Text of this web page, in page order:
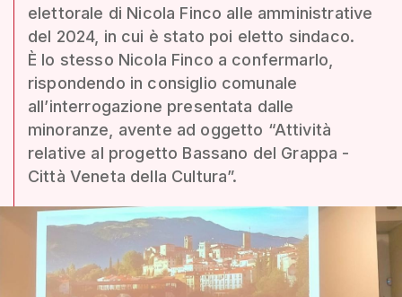
elettorale di Nicola Finco alle amministrative
del 2024, in cui è stato poi eletto sindaco.
È lo stesso Nicola Finco a confermarlo,
rispondendo in consiglio comunale
all’interrogazione presentata dalle
minoranze, avente ad oggetto “Attività
relative al progetto Bassano del Grappa -
Città Veneta della Cultura”.